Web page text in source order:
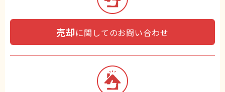
売却に関してのお問い合わせ